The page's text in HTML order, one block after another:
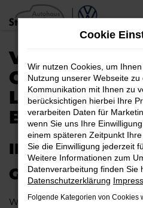
Zum
Hauptinhalt
VW KAUFEN,
ODER
BERLIN
IHR NEUER VW
GESCHAFFEN
Wenn Sie viel in Berlin und
Cookie
Wir nutzen Cookies, um
Nutzung unserer Webseite
Kommunikation mit Ihnen zu
berücksichtigen hierbei Ihre
verarbeiten Daten für
wenn Sie uns Ihre
einem späteren Zeitpunkt
Sie die Einwilligung jederzeit
Weitere Informationen zum
Datenverarbeitung finden Sie
Datenschutzerklärung
Folgende Kategorien von Cookies